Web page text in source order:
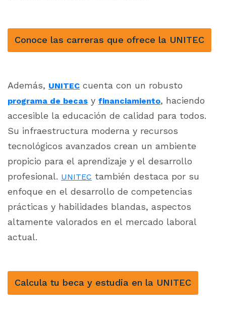
Conoce las carreras que ofrece la UNITEC
Además, UNITEC cuenta con un robusto
programa de becas y financiamiento, haciendo
accesible la educación de calidad para todos.
Su infraestructura moderna y recursos
tecnológicos avanzados crean un ambiente
propicio para el aprendizaje y el desarrollo
profesional. UNITEC también destaca por su
enfoque en el desarrollo de competencias
prácticas y habilidades blandas, aspectos
altamente valorados en el mercado laboral
actual.
Calcula tu beca y estudia en la UNITEC